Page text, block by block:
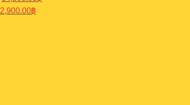
price
was:
price
฿
price